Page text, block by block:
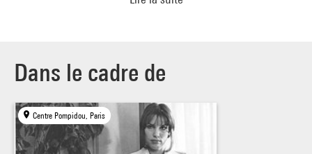
tournage au Maroc et en Italie, et quoique Garrel ait déjà
filmé deux heures, il décide de modifier son scénario.
Il y a, dans le film, plusieurs scènes mémorables, notamment
la première scène où la Sainte Vierge essaie de réconforter
son fils, celle de l'entrée du Christ sur un âne où il est
Dans le cadre de
Centre Pompidou, Paris